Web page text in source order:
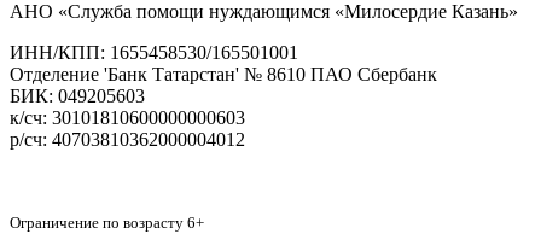
АНО «Служба помощи нуждающимся «Милосердие Казань»
‌ИНН/КПП: 1655458530/165501001
Отделение 'Банк Татарстан' № 8610 ПАО Сбербанк
БИК: 049205603
‌к/сч: 30101810600000000603
р/сч: 40703810362000004012
Ограничение по возрасту 6+